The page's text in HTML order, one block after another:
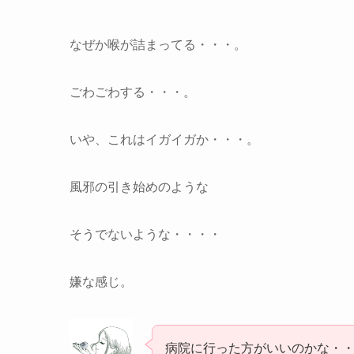
なぜか喉が詰まってる・・・。
ごわごわする・・・。
いや、これはイガイガか・・・。
風邪の引き始めのような
そうでないような・・・・
嫌な感じ。
病院に行った方がいいのかな・